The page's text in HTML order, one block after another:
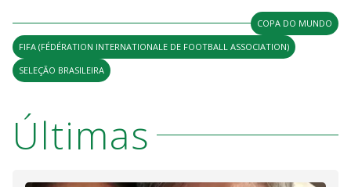
COPA DO MUNDO
FIFA (FÉDÉRATION INTERNATIONALE DE FOOTBALL ASSOCIATION)
SELEÇÃO BRASILEIRA
Últimas